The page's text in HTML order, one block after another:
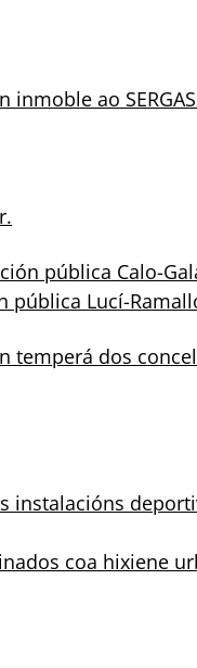
ao
pública Calo-
pública Lucí-
dos
instalacións
coa hixiene